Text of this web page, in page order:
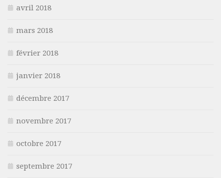
avril 2018
mars 2018
février 2018
janvier 2018
décembre 2017
novembre 2017
octobre 2017
septembre 2017